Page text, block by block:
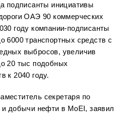
подписанты инициативы
ОАЭ 90 коммерческих
году компании-подписанты
6000 транспортных средств с
выбросов, увеличив
20 тыс подобных
к 2040 году.
секретаря по
и добычи нефти в MoEI, заявил